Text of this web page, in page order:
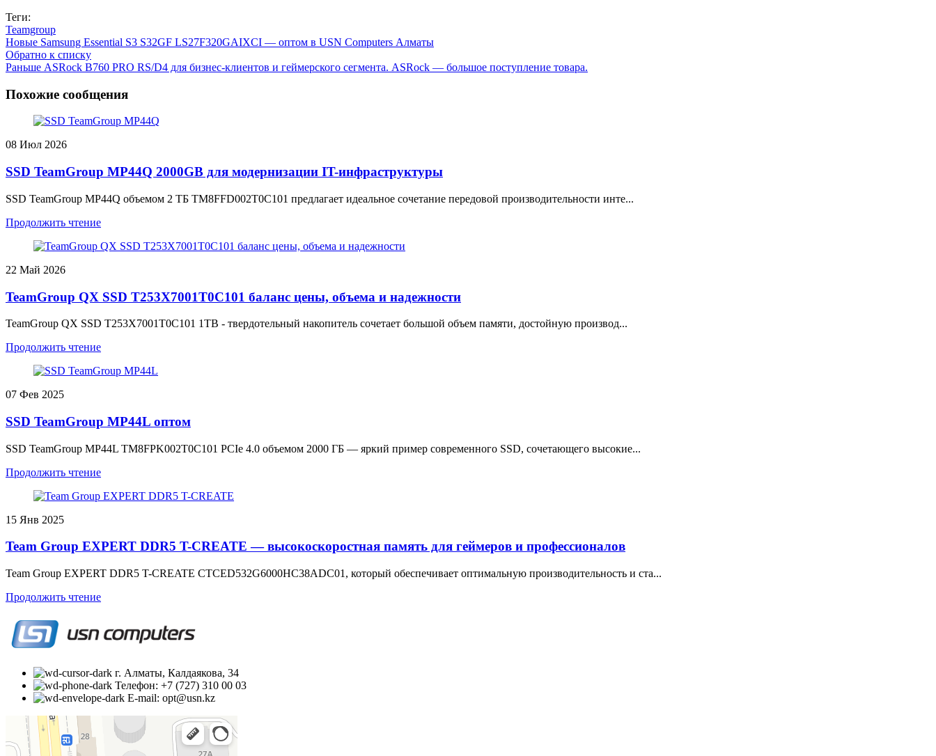
Теги:
Teamgroup
Новые Samsung Essential S3 S32GF LS27F320GAIXCI — оптом в USN Computers Алматы
Обратно к списку
Раньше ASRock B760 PRO RS/D4 для бизнес-клиентов и геймерского сегмента. ASRock — большое поступление товара.
Похожие сообщения
08 Июл 2026
SSD TeamGroup MP44Q 2000GB для модернизации IT-инфраструктуры
SSD TeamGroup MP44Q объемом 2 ТБ TM8FFD002T0C101 предлагает идеальное сочетание передовой производительности инте...
Продолжить чтение
22 Май 2026
TeamGroup QX SSD T253X7001T0C101 баланс цены, объема и надежности
TeamGroup QX SSD T253X7001T0C101 1TB - твердотельный накопитель сочетает большой объем памяти, достойную производ...
Продолжить чтение
07 Фев 2025
SSD TeamGroup MP44L оптом
SSD TeamGroup MP44L TM8FPK002T0C101 PCIe 4.0 объемом 2000 ГБ — яркий пример современного SSD, сочетающего высокие...
Продолжить чтение
15 Янв 2025
Team Group EXPERT DDR5 T-CREATE — высокоскоростная память для геймеров и профессионалов
Team Group EXPERT DDR5 T-CREATE CTCED532G6000HC38ADC01, который обеспечивает оптимальную производительность и ста...
Продолжить чтение
г. Алматы, Калдаякова, 34
Телефон: +7 (727) 310 00 03
E-mail: opt@usn.kz